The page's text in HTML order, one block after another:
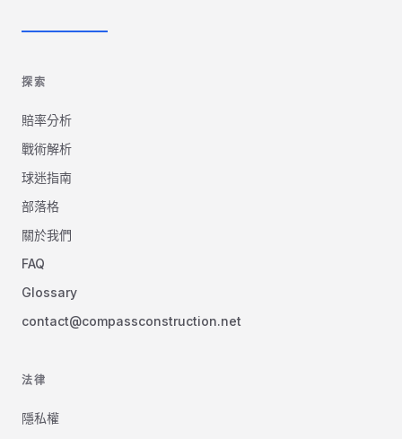
探索
賠率分析
戰術解析
球迷指南
部落格
關於我們
FAQ
Glossary
contact@compassconstruction.net
法律
隱私權